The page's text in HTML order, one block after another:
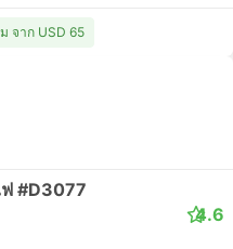
จาก USD 65
#D3077
4.6